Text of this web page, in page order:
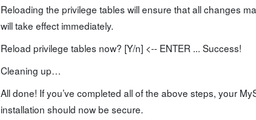
Reloading the privilege tables will ensure that all changes
will take effect immediately.
Reload privilege tables now? [Y/n] <-- ENTER ... Success!
Cleaning up…
All done! If you’ve completed all of the above steps, your
installation should now be secure.